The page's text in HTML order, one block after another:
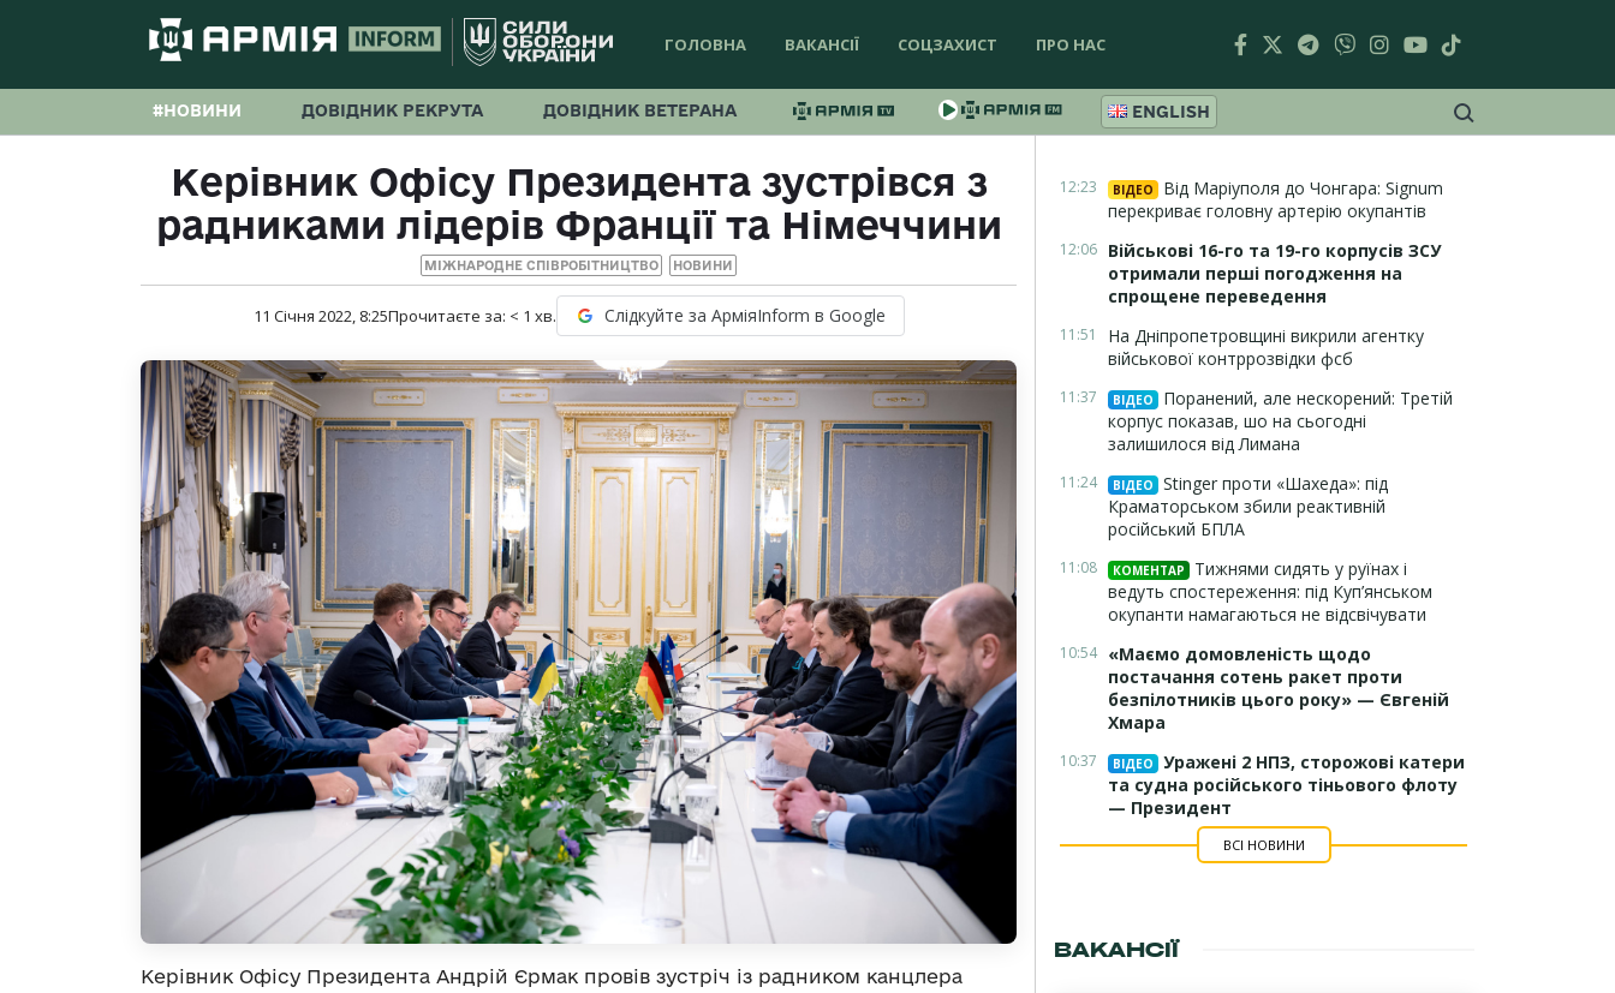
ГОЛОВНА ВАКАНСІЇ СОЦЗАХИСТ ПРО НАС
#НОВИНИ ДОВІДНИК РЕКРУТА ДОВІДНИК ВЕТЕРАНА ENGLISH
Керівник Офісу Президента зустрівся з
радниками лідерів Франції та Німеччини
МІЖНАРОДНЕ СПІВРОБІТНИЦТВО НОВИНИ
11 Січня 2022, 8:25Прочитаєте за: < 1 хв. Слідкуйте за АрміяInform в Google
Керівник Офісу Президента Андрій Єрмак провів зустріч із радником канцлера
12:23 ВІДЕО
Від Маріуполя до Чонгара: Signum
перекриває головну артерію окупантів
12:06 Військові 16-го та 19-го корпусів ЗСУ
отримали перші погодження на
спрощене переведення
11:51
На Дніпропетровщині викрили агентку
військової контррозвідки фсб
11:37 ВІДЕО
Поранений, але нескорений: Третій
корпус показав, шо на сьогодні
залишилося від Лимана
11:24 ВІДЕО
Stinger проти «Шахеда»: під
Краматорськом збили реактивній
російський БПЛА
11:08 КОМЕНТАР
Тижнями сидять у руїнах і
ведуть спостереження: під Куп’янськом
окупанти намагаються не відсвічувати
10:54 «Маємо домовленість щодо
постачання сотень ракет проти
безпілотників цього року» — Євгеній
Хмара
10:37 ВІДЕО
Уражені 2 НПЗ, сторожові катери
та судна російського тіньового флоту
— Президент
ВСІ НОВИНИ
ВАКАНСІЇ